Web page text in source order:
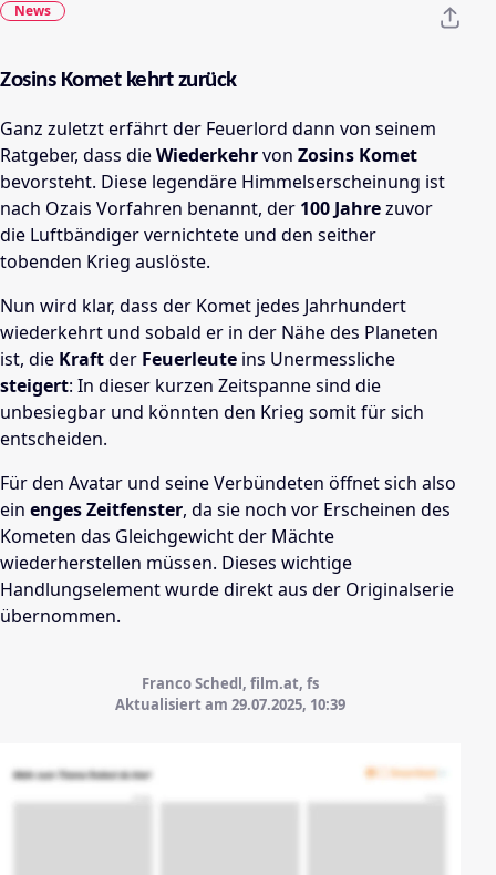
News
Zosins Komet kehrt zurück
Ganz zuletzt erfährt der Feuerlord dann von seinem
Ratgeber, dass dieWiederkehrvon Zosins Komet
bevorsteht. Diese legendäre Himmelserscheinung ist
nach Ozais Vorfahren benannt, der 100 Jahrezuvor
die Luftbändiger vernichtete und den seither
tobenden Krieg auslöste.
Nun wird klar, dass der Komet jedes Jahrhundert
wiederkehrt und sobald er in der Nähe des Planeten
ist, die Kraftder Feuerleute ins Unermessliche
steigert: In dieser kurzen Zeitspanne sind die
unbesiegbar und könnten den Krieg somit für sich
entscheiden.
Für den Avatar und seine Verbündeten öffnet sich also
ein enges Zeitfenster, da sie noch vor Erscheinen des
Kometen das Gleichgewicht der Mächte
wiederherstellen müssen. Dieses wichtige
Handlungselement wurde direkt aus der Originalserie
übernommen.
Franco Schedl, film.at, fs
Aktualisiert am 29.07.2025, 10:39